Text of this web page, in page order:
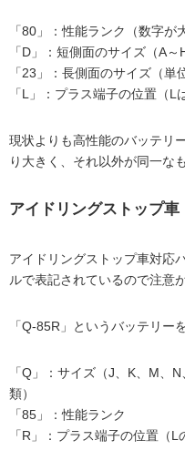
「80」：性能ランク（数字が
「D」：短側面のサイズ（A～
「23」：長側面のサイズ（単
「L」：プラス端子の位置（L
現状よりも高性能のバッテリ
り大きく、それ以外が同一な
アイドリングストップ車
アイドリングストップ車対応
ルで表記されているので注意
「Q-85R」というバッテリー
「Q」：サイズ（J、K、M、
類）
「85」：性能ランク
「R」：プラス端子の位置（L